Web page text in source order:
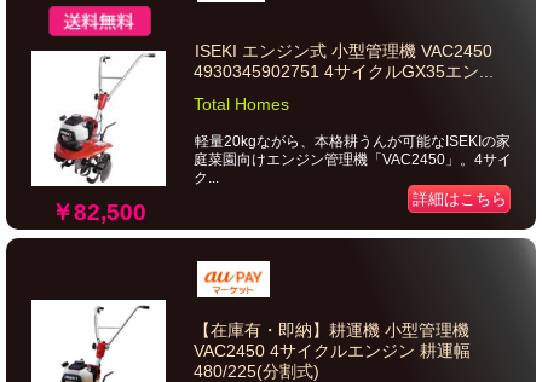
￥82,500
ISEKI エンジン式 小型管理機 VAC2450
4930345902751 4サイクルGX35エン...
Total Homes
軽量20kgながら、本格耕うんが可能なISEKIの家
庭菜園向けエンジン管理機「VAC2450」。4サイ
ク...
詳細はこちら
【在庫有・即納】耕運機 小型管理機
VAC2450 4サイクルエンジン 耕運幅
480/225(分割式)